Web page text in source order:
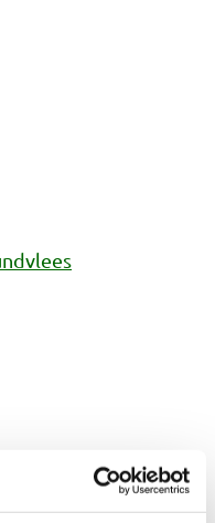
de ingrediënten
Kijk daarom